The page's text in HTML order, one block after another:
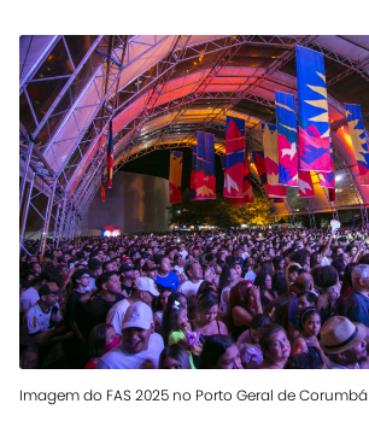
Imagem do FAS 2025 no Porto Geral de Corumbá